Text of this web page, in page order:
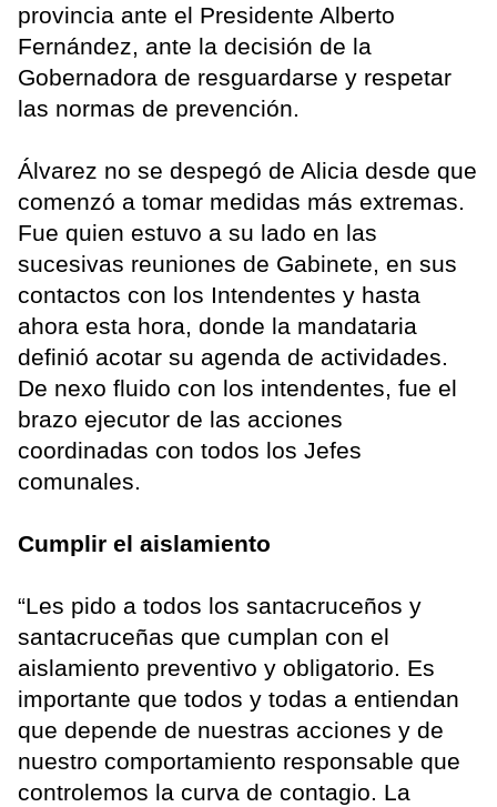
provincia ante el Presidente Alberto
Fernández, ante la decisión de la
Gobernadora de resguardarse y respetar
las normas de prevención.
Álvarez no se despegó de Alicia desde que
comenzó a tomar medidas más extremas.
Fue quien estuvo a su lado en las
sucesivas reuniones de Gabinete, en sus
contactos con los Intendentes y hasta
ahora esta hora, donde la mandataria
definió acotar su agenda de actividades.
De nexo fluido con los intendentes, fue el
brazo ejecutor de las acciones
coordinadas con todos los Jefes
comunales.
Cumplir el aislamiento
“Les pido a todos los santacruceños y
santacruceñas que cumplan con el
aislamiento preventivo y obligatorio. Es
importante que todos y todas a entiendan
que depende de nuestras acciones y de
nuestro comportamiento responsable que
controlemos la curva de contagio. La